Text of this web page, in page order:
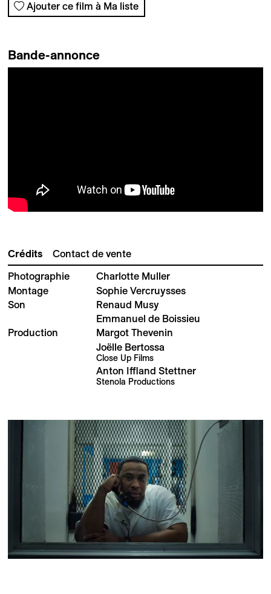
Ajouter ce film à Ma liste
Bande-annonce
Crédits Contact de vente
Photographie
Charlotte Muller
Montage
Sophie Vercruysses
Son
Renaud Musy
Emmanuel de Boissieu
Production
Margot Thevenin
Joëlle Bertossa
Close Up Films
Anton Iffland Stettner
Stenola Productions